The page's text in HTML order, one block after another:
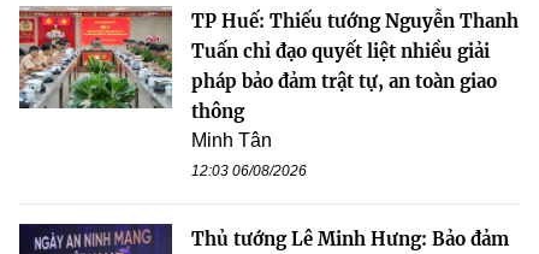
TP Huế: Thiếu tướng Nguyễn Thanh
Tuấn chỉ đạo quyết liệt nhiều giải
pháp bảo đảm trật tự, an toàn giao
thông
Minh Tân
12:03 06/08/2026
Thủ tướng Lê Minh Hưng: Bảo đảm